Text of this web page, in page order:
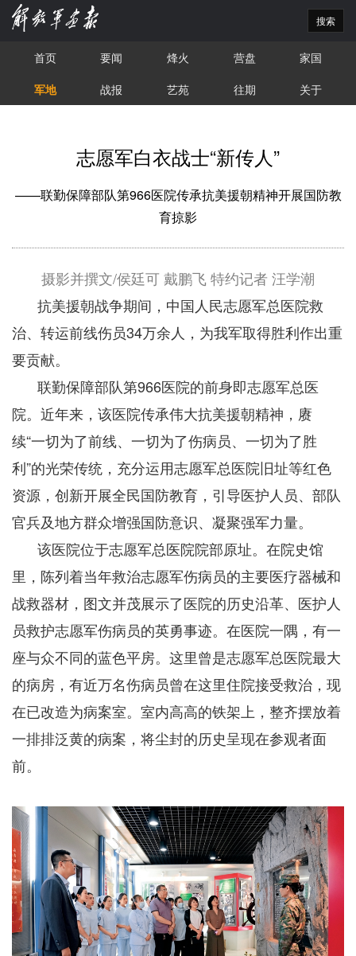
搜索
首页 要闻 烽火 营盘
家国
军地
战报 艺苑 往期 关于
志愿军白衣战士“新传人”
——联勤保障部队第966医院传承抗美援朝精神开展国防教
育掠影
摄影并撰文/侯廷可 戴鹏飞 特约记者 汪学潮
抗美援朝战争期间，中国人民志愿军总医院救
治、转运前线伤员34万余人，为我军取得胜利作出重
要贡献。
联勤保障部队第966医院的前身即志愿军总医
院。近年来，该医院传承伟大抗美援朝精神，赓
续“一切为了前线、一切为了伤病员、一切为了胜
利”的光荣传统，充分运用志愿军总医院旧址等红色
资源，创新开展全民国防教育，引导医护人员、部队
官兵及地方群众增强国防意识、凝聚强军力量。
该医院位于志愿军总医院院部原址。在院史馆
里，陈列着当年救治志愿军伤病员的主要医疗器械和
战救器材，图文并茂展示了医院的历史沿革、医护人
员救护志愿军伤病员的英勇事迹。在医院一隅，有一
座与众不同的蓝色平房。这里曾是志愿军总医院最大
的病房，有近万名伤病员曾在这里住院接受救治，现
在已改造为病案室。室内高高的铁架上，整齐摆放着
一排排泛黄的病案，将尘封的历史呈现在参观者面
前。